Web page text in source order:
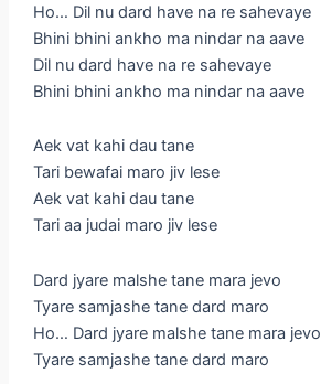
Ho… Dil nu dard have na re sahevaye
Bhini bhini ankho ma nindar na aave
Dil nu dard have na re sahevaye
Bhini bhini ankho ma nindar na aave
Aek vat kahi dau tane
Tari bewafai maro jiv lese
Aek vat kahi dau tane
Tari aa judai maro jiv lese
Dard jyare malshe tane mara jevo
Tyare samjashe tane dard maro
Ho… Dard jyare malshe tane mara jevo
Tyare samjashe tane dard maro